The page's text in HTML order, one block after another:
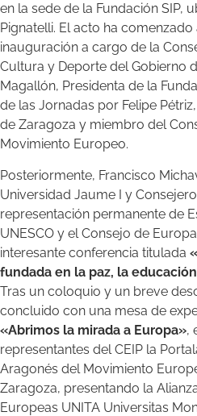
en la sede de la Fundación SIP,
Pignatelli. El acto ha comenzado
inauguración a cargo de la
Cultura y Deporte del Gobierno
Magallón, Presidenta de la
de las Jornadas por Felipe
de Zaragoza y miembro del
Movimiento Europeo.
Posteriormente, Francisco
Universidad Jaume I y
representación permanente de
UNESCO y el Consejo de
interesante conferencia titulada
fundada en la paz, la
Tras un coloquio y un breve
concluido con una mesa de
«Abrimos la mirada a Europa»,
representantes del CEIP la
Aragonés del Movimiento
Zaragoza, presentando la
Europeas UNITA Universitas